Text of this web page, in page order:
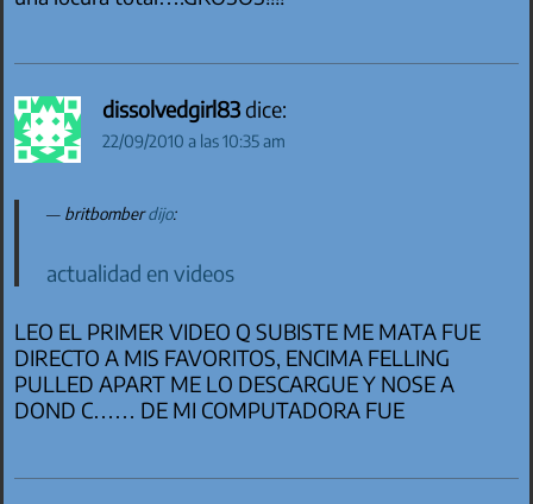
dissolvedgirl83dice:
22/09/2010 a las 10:35 am
britbomberdijo:
actualidad en videos
LEO EL PRIMER VIDEO Q SUBISTE ME MATA FUE
DIRECTO A MIS FAVORITOS, ENCIMA FELLING
PULLED APART ME LO DESCARGUE Y NOSE A
DOND C…… DE MI COMPUTADORA FUE